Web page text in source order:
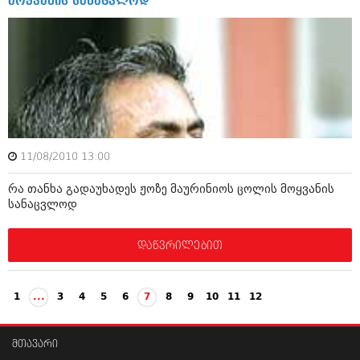
ივნისი 2010 (685)
აპრილი 2010 (229)
მარტი 2010 (454)
თებერვალი 2010 (421)
იანვარი 2010 (422)
დეკემბერი 2009 (510)
ნოემბერი 2009 (308)
ოქტომბერი 2009 (382)
სექტემბერი 2009 (541)
ივლისი 2009 (118)
თებერვალი 0216 (1)
ოქტომბერი 0215 (1)
აგვისტო 0215 (2)
აგვისტო 0212 (1)
ნოემბერი 0201 (1)
11/08/2010 13:00
რა თანხა გადაუხადეს ჟოზე მაურინიოს ცოლის მოყვანის
სანაცვლოდ
დაწვრილებით
1 ... 3 4 5 6 7 8 9 10 11 12
მთავარი